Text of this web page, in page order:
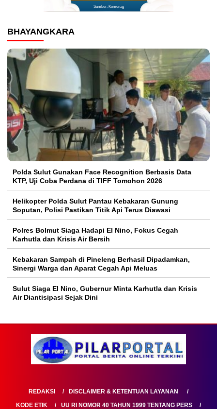
Sumber: Kemenag
BHAYANGKARA
Polda Sulut Gunakan Face Recognition Berbasis Data
KTP, Uji Coba Perdana di TIFF Tomohon 2026
Helikopter Polda Sulut Pantau Kebakaran Gunung
Soputan, Polisi Pastikan Titik Api Terus Diawasi
Polres Bolmut Siaga Hadapi El Nino, Fokus Cegah
Karhutla dan Krisis Air Bersih
Kebakaran Sampah di Pineleng Berhasil Dipadamkan,
Sinergi Warga dan Aparat Cegah Api Meluas
Sulut Siaga El Nino, Gubernur Minta Karhutla dan Krisis
Air Diantisipasi Sejak Dini
REDAKSI
DISCLAIMER & KETENTUAN LAYANAN
KODE ETIK
UU RI NOMOR 40 TAHUN 1999 TENTANG PERS